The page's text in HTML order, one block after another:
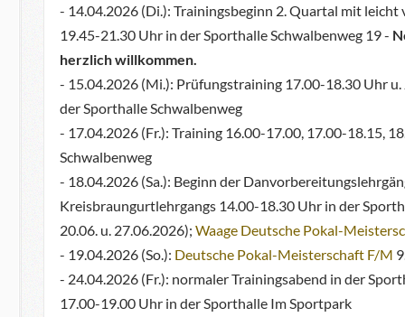
- 14.04.2026 (Di.): Trainingsbeginn 2. Quartal mit
19.45-21.30 Uhr in der Sporthalle Schwalbenweg 19 -
herzlich willkommen.
- 15.04.2026 (Mi.): Prüfungstraining 17.00-18.30 Uhr
der Sporthalle Schwalbenweg
- 17.04.2026 (Fr.): Training 16.00-17.00, 17.00-18.15,
Schwalbenweg
- 18.04.2026 (Sa.): Beginn der
Kreisbraungurtlehrgangs 14.00-18.30 Uhr in der
20.06. u. 27.06.2026); Waage Deutsche Pokal-
- 19.04.2026 (So.): Deutsche Pokal-Meisterschaft F/M
- 24.04.2026 (Fr.): normaler Trainingsabend in der
17.00-19.00 Uhr in der Sporthalle Im Sportpark